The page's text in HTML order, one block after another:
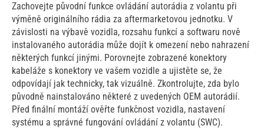
Zachovejte původní funkce ovládání autorádia z volantu při
výměně originálního rádia za aftermarketovou jednotku. V
závislosti na výbavě vozidla, rozsahu funkcí a softwaru nově
instalovaného autorádia může dojít k omezení nebo nahrazení
některých funkcí jinými. Porovnejte zobrazené konektory
kabeláže s konektory ve vašem vozidle a ujistěte se, že
odpovídají jak technicky, tak vizuálně. Zkontrolujte, zda bylo
původně nainstalováno některé z uvedených OEM autorádií.
Před finální montáží ověřte funkčnost vozidla, nastavení
systému a správné fungování ovládání z volantu (SWC).